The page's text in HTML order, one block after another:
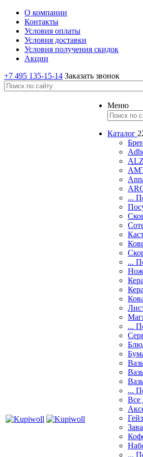
О компании
Контакты
Условия оплаты
Условия доставки
Условия получения скидок
Акции
+7 495 135-15-14 Заказать звонок
Меню
Каталог
...
...
...
...
Все
...